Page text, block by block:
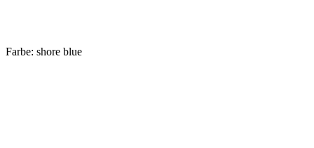
Farbe: shore blue